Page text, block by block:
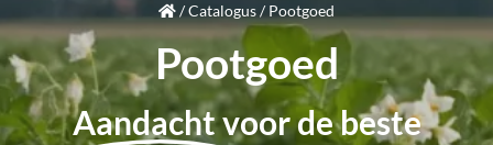
/Catalogus/Pootgoed
Pootgoed
Aandachtvoor de beste